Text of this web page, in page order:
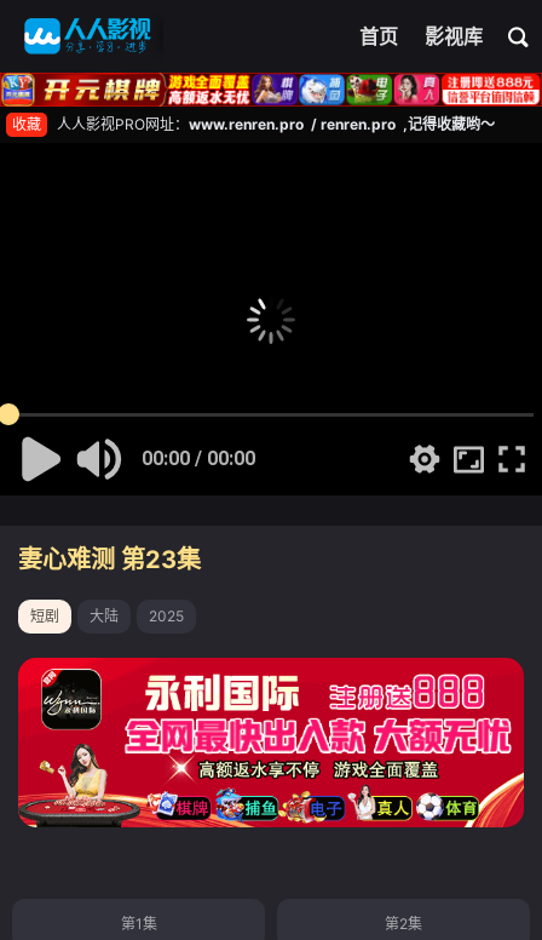
首页 影视库
收藏 人人影视PRO网址： www.renren.pro / renren.pro ,记得收藏哟～
00:00 / 00:00
妻心难测 第23集
短剧 大陆 2025
第1集 第2集